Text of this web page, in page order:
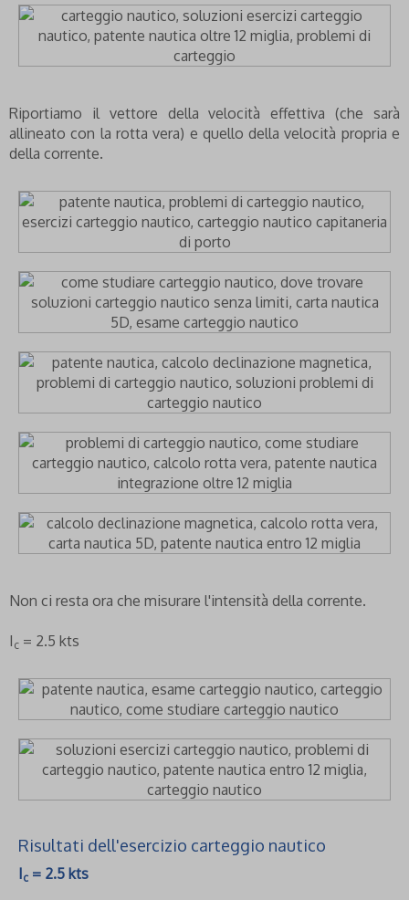
Riportiamo il vettore della velocità effettiva (che sarà
allineato con la rotta vera) e quello della velocità propria e
della corrente.
Non ci resta ora che misurare l'intensità della corrente.
I c = 2.5 kts
Risultati dell'esercizio carteggio nautico
Ic = 2.5 kts